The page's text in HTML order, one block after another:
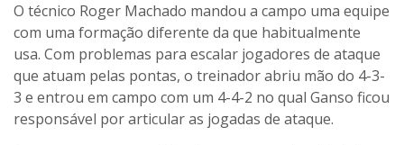
O técnico Roger Machado mandou a campo uma equipe
com uma formação diferente da que habitualmente
usa. Com problemas para escalar jogadores de ataque
que atuam pelas pontas, o treinador abriu mão do 4-3-
3 e entrou em campo com um 4-4-2 no qual Ganso ficou
responsável por articular as jogadas de ataque.